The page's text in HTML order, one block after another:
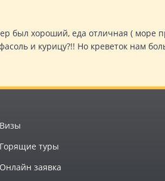
был хороший, еда отличная ( море
и курицу?!! Но креветок нам
Визы
Горящие туры
Онлайн заявка